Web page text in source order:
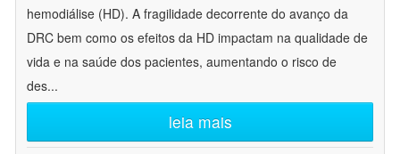
hemodiálise (HD). A fragilidade decorrente do avanço da
DRC bem como os efeitos da HD impactam na qualidade de
vida e na saúde dos pacientes, aumentando o risco de
des...
leia mais